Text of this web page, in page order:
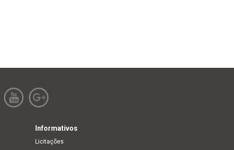
Informativos
Licitações